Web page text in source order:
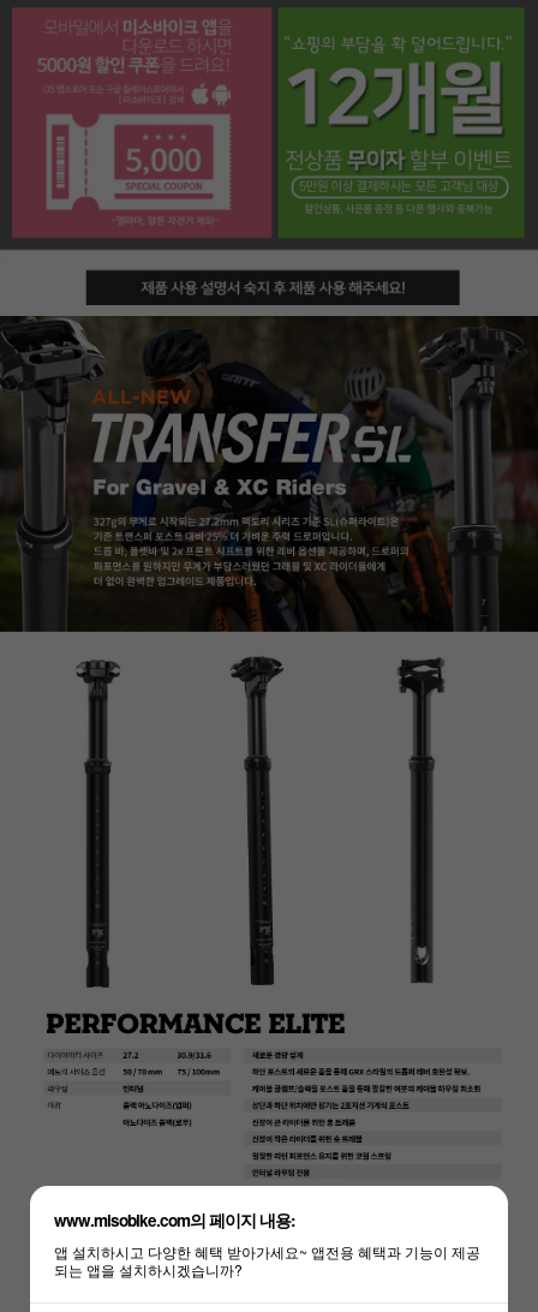
페이코 라이프
하세요!
www.misobike.com의 페이지 내용:
앱 설치하시고 다양한 혜택 받아가세요~ 앱전용 혜택과 기능이 제공
되는 앱을 설치하시겠습니까?